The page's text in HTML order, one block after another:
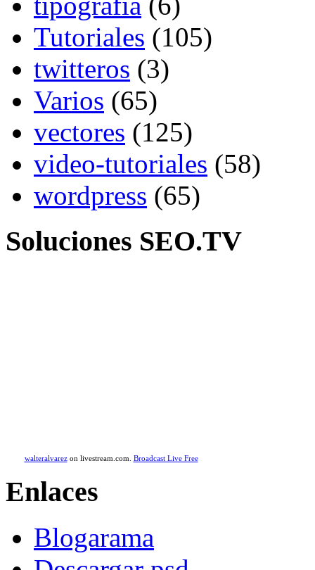
Tutoriales (105)
twitteros (3)
Varios (65)
vectores (125)
video-tutoriales (58)
wordpress (65)
Soluciones SEO.TV
walteralvarezon livestream.com. Broadcast Live Free
Enlaces
Blogarama